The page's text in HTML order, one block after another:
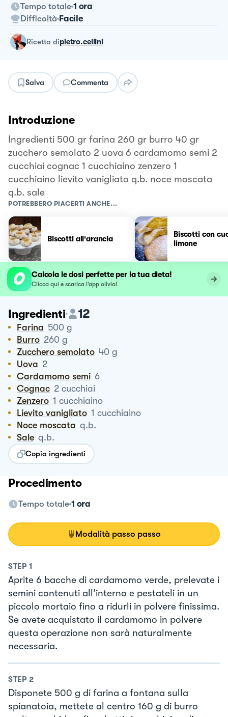
Tempo totale 1 ora
Difficoltà Facile
ricetta dipietro.cellini
Salva Commenta
Introduzione
Ingredienti 500 gr farina 260 gr burro 40 gr
zucchero semolato 2 uova 6 cardamomo semi 2
cucchiai cognac 1 cucchiaino zenzero 1
cucchiaino lievito vanigliato q.b. noce moscata
q.b. sale
POTREBBERO PIACERTI ANCHE...
Biscotti all'arancia
Biscotti con
limone
Calcola le dosi perfette per la tua dieta!
Clicca qui e scarica l’app olivia!
Ingredienti 12
Farina 500 g
Burro 260 g
Zucchero semolato 40 g
Uova 2
Cardamomo semi 6
Cognac 2 cucchiai
Zenzero 1 cucchiaino
Lievito vanigliato 1 cucchiaino
Noce moscata q.b.
Sale q.b.
Copia ingredienti
Procedimento
Tempo totale 1 ora
Modalità passo passo
STEP 1
Aprite 6 bacche di cardamomo verde, prelevate i
semini contenuti all’interno e pestateli in un
piccolo mortaio fino a ridurli in polvere finissima.
Se avete acquistato il cardamomo in polvere
questa operazione non sarà naturalmente
necessaria.
STEP 2
Disponete 500 g di farina a fontana sulla
spianatoia, mettete al centro 160 g di burro